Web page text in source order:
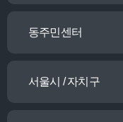
동주민센터
서울시 / 자치구